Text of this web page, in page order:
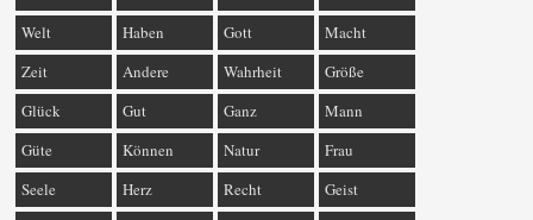
Welt
Haben Gott
Macht
Zeit
Andere Wahrheit
Größe
Glück
Gut Ganz
Mann
Güte
Können Natur
Frau
Seele
Herz Recht
Geist